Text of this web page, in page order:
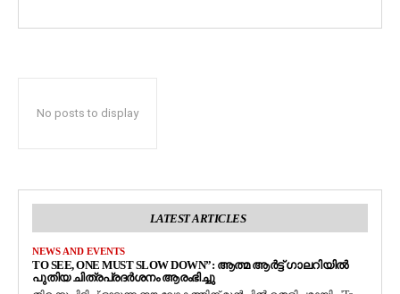
No posts to display
LATEST ARTICLES
NEWS AND EVENTS
TO SEE, ONE MUST SLOW DOWN”: ആത്മ ആർട്ട് ഗാലറിയിൽ
പുതിയ ചിത്രപ്രദർശനം ആരംഭിച്ചു